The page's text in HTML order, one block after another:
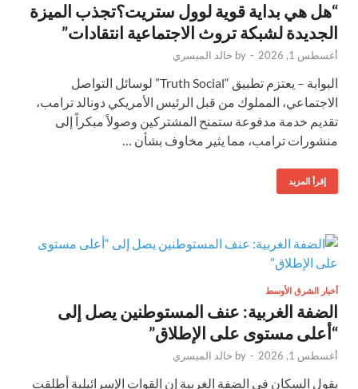
“هل هي بداية قوية لوول ستريت؟تجذب الميزة
الجديدة لشبكة تروث الاجتماعية انتقادات”
أغسطس 1, 2026 -
by خالد الميسري
البوابة – يعتزم تطبيق “Truth Social” لوسائل التواصل
الاجتماعي، المملوك من قبل الرئيس الأمريكي دونالد ترامب،
تقديم خدمة مدفوعة ستمنح المشتركين وصولاً مبكراً إلى
منشورات ترامب، مما يثير مخاوف بشأن …
إقرأ المزيد
أخبار الشرق الأوسط
الضفة الغربية: عنف المستوطنين يصل إلى
“أعلى مستوى على الإطلاق”
أغسطس 1, 2026 -
by خالد الميسري
يقول السكان في الضفة الغربية إن القوات الإسرائيلية أطلقت